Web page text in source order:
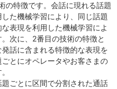
の特徴です。会話に現れる話題
た機械学習により、同じ話題
表現を利用した機械学習によ
次に、2番目の技術の特徴と
話に含まれる特徴的な表現を
とにオペレータやお客さまの
ごとに区間で分割された通話